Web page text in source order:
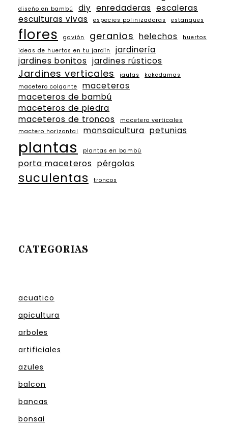
diseño en bambú diy enredaderas escaleras
esculturas vivas
especies polinizadoras estanques
flores gavión geranios helechos
huertos
ideas de huertos en tu jardín
jardinería
jardines bonitos jardines rústicos
Jardines verticales jaulas
kokedamas
macetero colgante
maceteros
maceteros de bambú
maceteros de piedra
maceteros de troncos
macetero verticales
mactero horizontal
monsaicultura petunias
plantas plantas en bambú
porta maceteros pérgolas
suculentas troncos
CATEGORIAS
acuatico
apicultura
arboles
artificiales
azules
balcon
bancas
bonsai